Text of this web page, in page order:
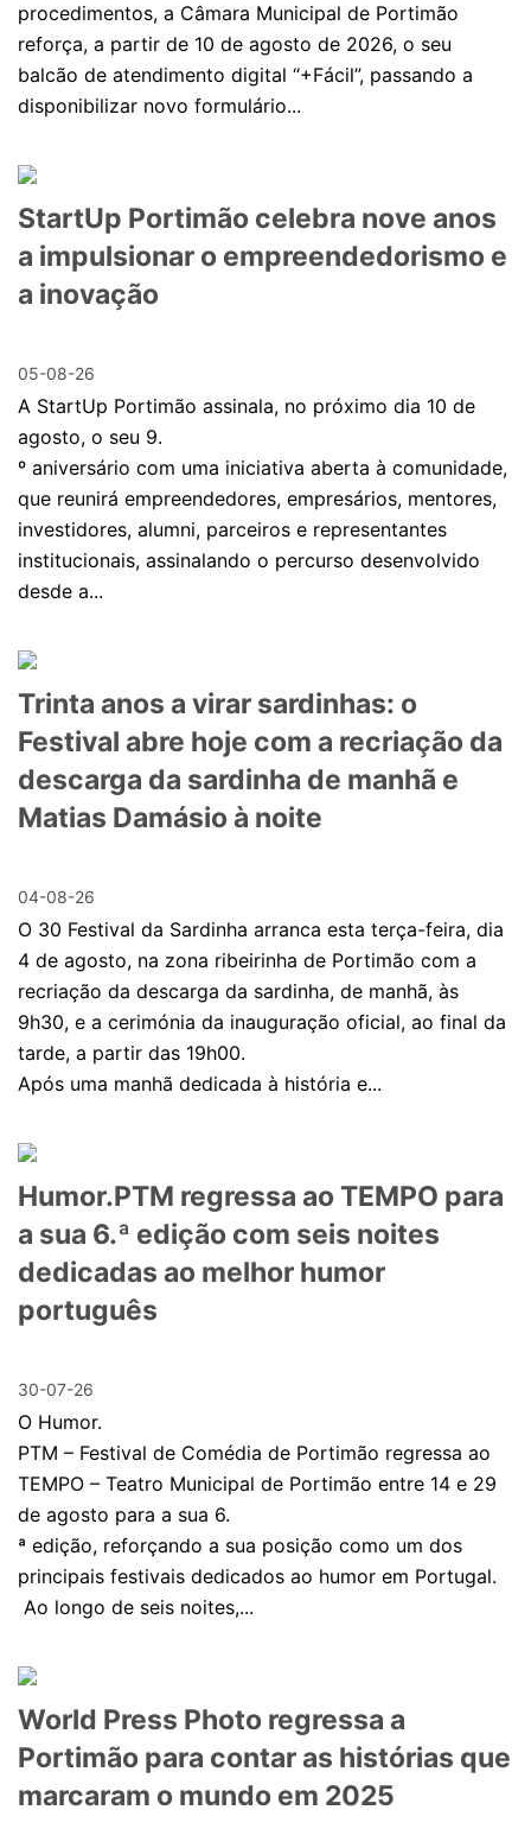
procedimentos, a Câmara Municipal de Portimão
reforça, a partir de 10 de agosto de 2026, o seu
balcão de atendimento digital “+Fácil”, passando a
disponibilizar novo formulário...
StartUp Portimão celebra nove anos
a impulsionar o empreendedorismo e
a inovação
05-08-26
A StartUp Portimão assinala, no próximo dia 10 de
agosto, o seu 9.
º aniversário com uma iniciativa aberta à comunidade,
que reunirá empreendedores, empresários, mentores,
investidores, alumni, parceiros e representantes
institucionais, assinalando o percurso desenvolvido
desde a...
Trinta anos a virar sardinhas: o
Festival abre hoje com a recriação da
descarga da sardinha de manhã e
Matias Damásio à noite
04-08-26
O 30 Festival da Sardinha arranca esta terça-feira, dia
4 de agosto, na zona ribeirinha de Portimão com a
recriação da descarga da sardinha, de manhã, às
9h30, e a cerimónia da inauguração oficial, ao final da
tarde, a partir das 19h00.
Após uma manhã dedicada à história e...
Humor.PTM regressa ao TEMPO para
a sua 6.ª edição com seis noites
dedicadas ao melhor humor
português
30-07-26
O Humor.
PTM – Festival de Comédia de Portimão regressa ao
TEMPO – Teatro Municipal de Portimão entre 14 e 29
de agosto para a sua 6.
ª edição, reforçando a sua posição como um dos
principais festivais dedicados ao humor em Portugal.
Ao longo de seis noites,...
World Press Photo regressa a
Portimão para contar as histórias que
marcaram o mundo em 2025